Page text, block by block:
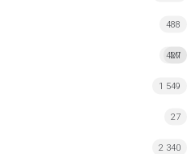
488
MI
427
1 549
27
2 340